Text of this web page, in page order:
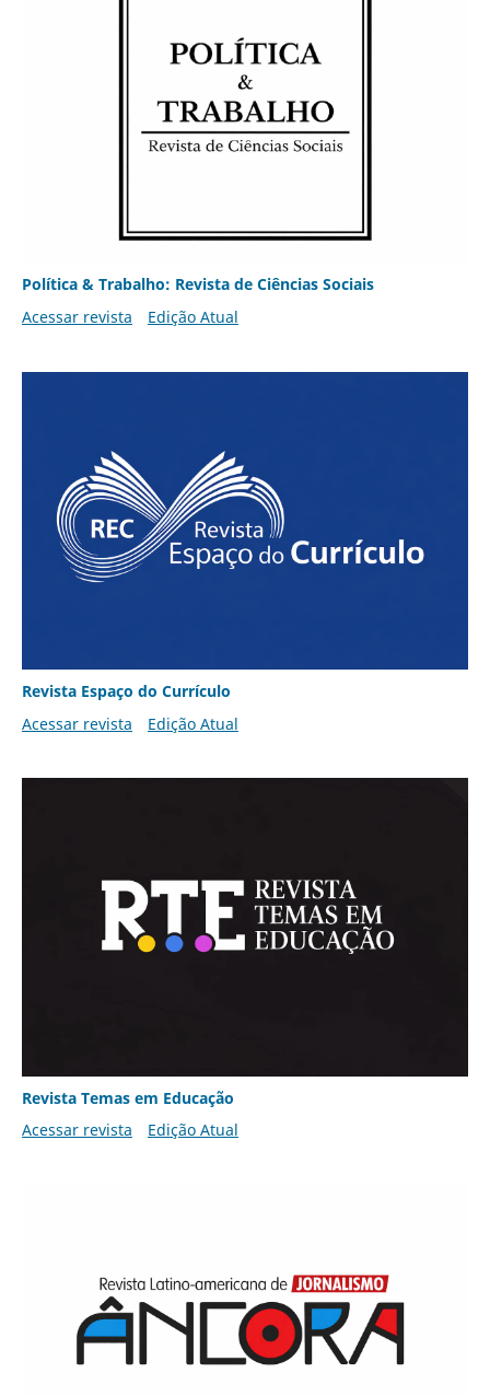
Política & Trabalho: Revista de Ciências Sociais
Acessar revista
Edição Atual
Revista Espaço do Currículo
Acessar revista
Edição Atual
Revista Temas em Educação
Acessar revista
Edição Atual